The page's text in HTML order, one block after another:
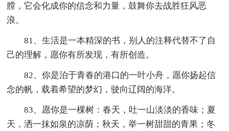
膛，它会化成你的信念和力量，鼓舞你去战胜狂风恶
浪。
81、生活是一本精深的书，别人的注释代替不了自
己的理解，愿你有所发现，有所创造。
82、你是泊于青春的港口的一叶小舟，愿你扬起信
念的帆，载着希望的梦幻，驶向辽阔的海洋。
83、愿你是一棵树：春天，吐一山淡淡的香味；夏
天，洒一抹如泉的凉荫；秋天，举一树甜甜的青果；冬